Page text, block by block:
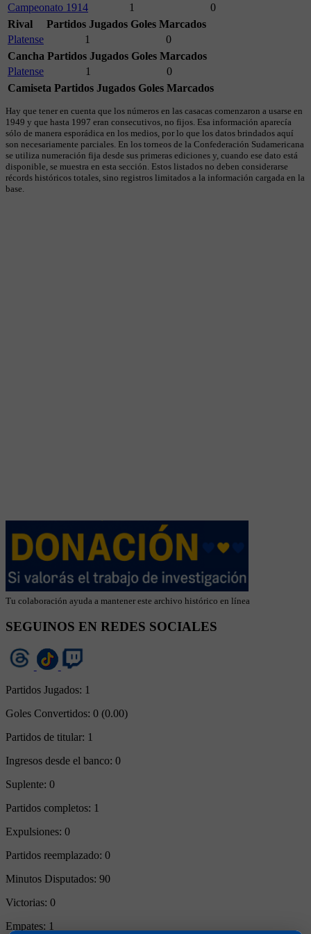
Campeonato 1914 1
0
Rival
Partidos Jugados Goles Marcados
Platense
1
0
Cancha Partidos Jugados Goles Marcados
Platense
1
0
Camiseta Partidos Jugados Goles Marcados
Hay que tener en cuenta que los números en las casacas comenzaron a usarse en
1949 y que hasta 1997 eran consecutivos, no fijos. Esa información aparecía
sólo de manera esporádica en los medios, por lo que los datos brindados aquí
son necesariamente parciales. En los torneos de la Confederación Sudamericana
se utiliza numeración fija desde sus primeras ediciones y, cuando ese dato está
disponible, se muestra en esta sección. Estos listados no deben considerarse
récords históricos totales, sino registros limitados a la información cargada en la
base.
Tu colaboración ayuda a mantener este archivo histórico en línea
SEGUINOS EN REDES SOCIALES
Partidos Jugados: 1
Goles Convertidos: 0 (0.00)
Partidos de titular: 1
Ingresos desde el banco: 0
Suplente: 0
Partidos completos: 1
Expulsiones: 0
Partidos reemplazado: 0
Minutos Disputados: 90
Victorias: 0
Empates: 1